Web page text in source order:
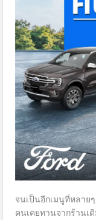
จนเป็นอีกเมนูที่หลาย
คนเคยทานจากร้านเ